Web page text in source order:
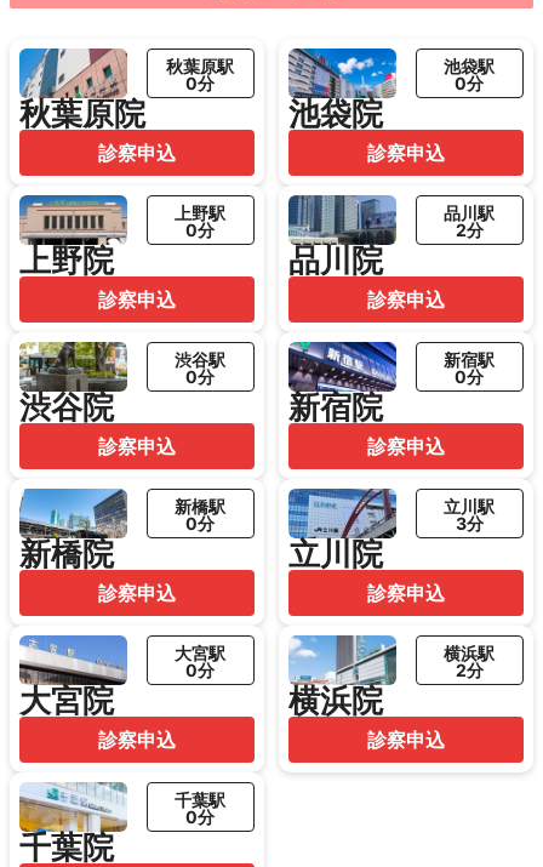
秋葉原院
秋葉原駅
0分
診察申込
池袋院
池袋駅
0分
診察申込
上野院
上野駅
0分
診察申込
品川院
品川駅
2分
診察申込
渋谷院
渋谷駅
0分
診察申込
新宿院
新宿駅
0分
診察申込
新橋院
新橋駅
0分
診察申込
立川院
立川駅
3分
診察申込
大宮院
大宮駅
0分
診察申込
横浜院
横浜駅
2分
診察申込
千葉院
千葉駅
0分